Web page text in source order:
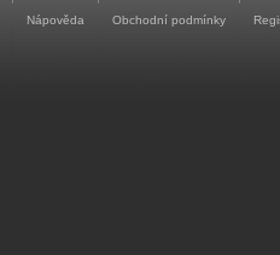
Nápověda Obchodní podmínky